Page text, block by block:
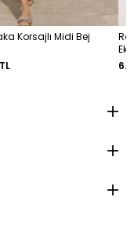
Korsajlı Midi Bej